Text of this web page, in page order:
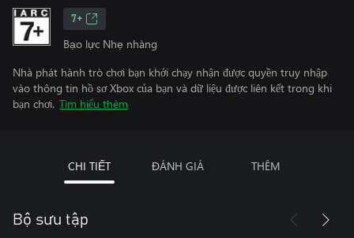
7+
Bạo lực Nhẹ nhàng
Nhà phát hành trò chơi bạn khởi chạy nhận được quyền truy nhập
vào thông tin hồ sơ Xbox của bạn và dữ liệu được liên kết trong khi
bạn chơi. Tìm hiểu thêm
CHI TIẾT ĐÁNH GIÁ THÊM
Bộ sưu tập